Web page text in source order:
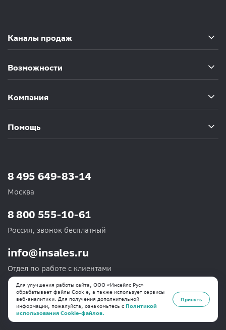
Каналы продаж
Возможности
Компания
Помощь
8 495 649-83-14
Москва
info@insales.ru
Отдел по работе с клиентами
8 800 555-10-61
Россия, звонок бесплатный
Для улучшения работы сайта, ООО «Инсейлс Рус»
обрабатывает файлы Cookie, а также использует сервисы
веб-аналитики. Для получения дополнительной
информации, пожалуйста, ознакомьтесь с Политикой
использования Cookie-файлов.
Принять